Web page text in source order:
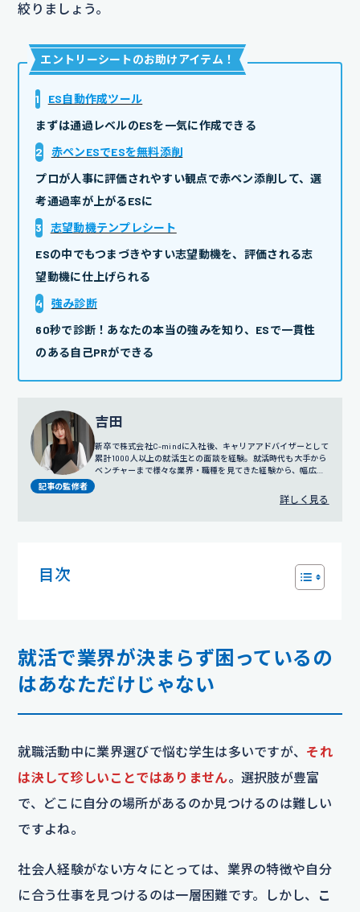
絞りましょう。
エントリーシートのお助けアイテム ！
1
ES自動作成ツール
まずは通過レベルのESを一気に作成できる
2
赤ペンESでESを無料添削
プロが人事に評価されやすい観点で赤ペン添削して、選
考通過率が上がるESに
3
志望動機テンプレシート
ESの中でもつまづきやすい志望動機を、評価される志
望動機に仕上げられる
4
強み診断
60秒で診断！あなたの本当の強みを知り、ESで一貫性
のある自己PRができる
記事の監修者
吉田
新卒で株式会社C-mindに入社後、キャリアアドバイザーとして
累計1000人以上の就活生との面談を経験。就活時代も大手から
ベンチャーまで様々な業界・職種を見てきた経験から、幅広い
詳しく見る
目次
就活で業界が決まらず困っているの
はあなただけじゃない
就職活動中に業界選びで悩む学生は多いですが、 それ
は決して珍しいことではありません。選択肢が豊富
で、どこに自分の場所があるのか見つけるのは難しい
ですよね。
社会人経験がない方々にとっては、業界の特徴や自分
に合う仕事を見つけるのは一層困難です。しかし、
こ